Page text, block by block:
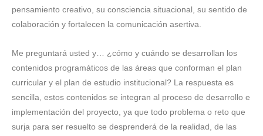
pensamiento creativo, su consciencia situacional, su sentido de
colaboración y fortalecen la comunicación asertiva.
Me preguntará usted y… ¿cómo y cuándo se desarrollan los
contenidos programáticos de las áreas que conforman el plan
curricular y el plan de estudio institucional? La respuesta es
sencilla, estos contenidos se integran al proceso de desarrollo e
implementación del proyecto, ya que todo problema o reto que
surja para ser resuelto se desprenderá de la realidad, de las